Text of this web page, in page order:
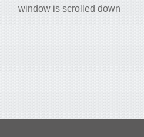
window is scrolled down